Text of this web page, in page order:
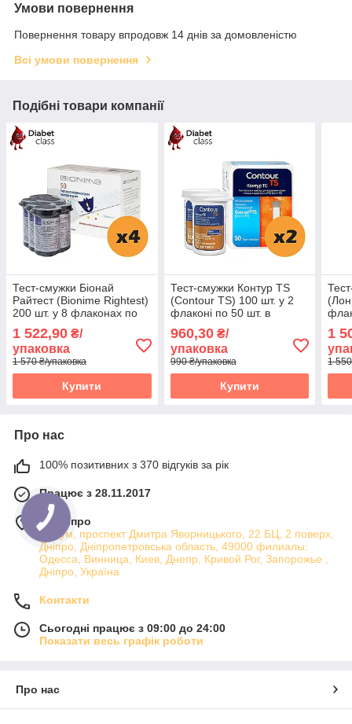
Умови повернення
Повернення товару впродовж 14 днів за домовленістю
Всі умови повернення
Подібні товари компанії
Тест-смужки Біонай
Райтест (Bionime Rightest)
200 шт. у 8 флаконах по
1 522,90 ₴/
упаковка
1 570 ₴/упаковка
Купити
Тест-смужки Контур TS
(Contour TS) 100 шт. у 2
флаконі по 50 шт. в
960,30₴/
упаковка
990 ₴/упаковка
Купити
1
1
Про нас
100% позитивних з 370 відгуків за рік
Працює з 28.11.2017
м. Дніпро
Атріум, проспект Дмитра Яворницького, 22 БЦ, 2 поверх,
Дніпро, Дніпропетровська область, 49000 филиалы:
Одесса, Винница, Киев, Днепр, Кривой Рог, Запорожье ,
Дніпро, Україна
Контакти
Сьогодні працює з 09:00 до 24:00
Показати весь графік роботи
Про нас